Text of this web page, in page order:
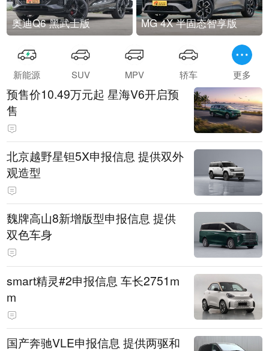
奥迪Q6 黑武士版 MG 4X 半固态智享版
新能源 SUV MPV 轿车 更多
预售价10.49万元起 星海V6开启预
售
北京越野星钽5X申报信息 提供双外
观造型
魏牌高山8新增版型申报信息 提供
双色车身
smart精灵#2申报信息 车长2751m
m
国产奔驰VLE申报信息 提供两驱和